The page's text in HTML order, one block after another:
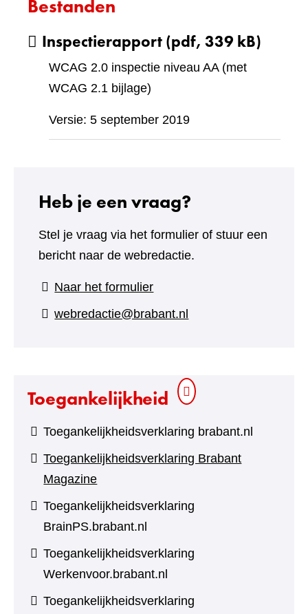
Bestanden
Inspectierapport(pdf, 339 kB)
WCAG 2.0 inspectie niveau AA (met
WCAG 2.1 bijlage)
Versie: 5 september 2019
Heb je een vraag?
Stel je vraag via het formulier of stuur een
bericht naar de webredactie.
Naar het formulier(verwijst
naar
webredactie@brabant.nl
Toegankelijkheid
Toegankelijkheidsverklaring brabant.nl
Toegankelijkheidsverklaring Brabant
Magazine
Toegankelijkheidsverklaring
BrainPS.brabant.nl
Toegankelijkheidsverklaring
Werkenvoor.brabant.nl
Toegankelijkheidsverklaring